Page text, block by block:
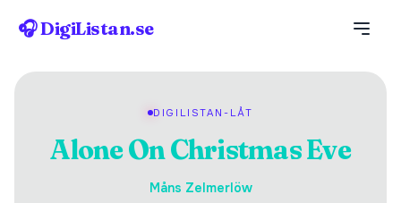
🎧 DigiListan.se
DIGILISTAN-LÅT
Alone On Christmas Eve
Måns Zelmerlöw